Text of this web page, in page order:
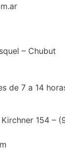
– Chubut
de 7 a 14
154 –